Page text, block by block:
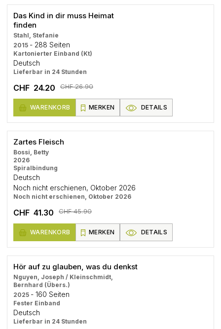
Das Kind in dir muss Heimat
finden
Stahl, Stefanie
2015 - 288 Seiten
Kartonierter Einband (Kt)
Deutsch
Lieferbar in 24 Stunden
CHF 24.20 CHF 26.90
WARENKORB MERKEN DETAILS
Zartes Fleisch
Bossi, Betty
2026
Spiralbindung
Deutsch
Noch nicht erschienen, Oktober 2026
Noch nicht erschienen, Oktober 2026
CHF 41.30 CHF 45.90
WARENKORB MERKEN DETAILS
Hör auf zu glauben, was du denkst
Nguyen, Joseph / Kleinschmidt,
Bernhard (Übers.)
2025 - 160 Seiten
Fester Einband
Deutsch
Lieferbar in 24 Stunden